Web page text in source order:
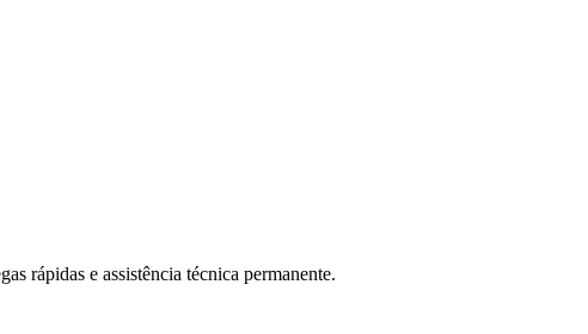
rápidas e assistência técnica permanente.